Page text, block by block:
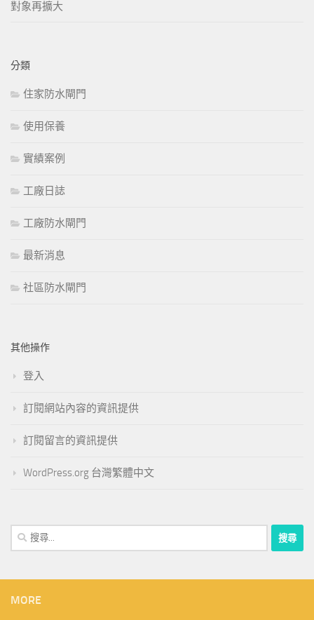
對象再擴大
分類
住家防水閘門
使用保養
實績案例
工廠日誌
工廠防水閘門
最新消息
社區防水閘門
其他操作
登入
訂閱網站內容的資訊提供
訂閱留言的資訊提供
WordPress.org 台灣繁體中文
搜
尋
鍵
字:
MORE